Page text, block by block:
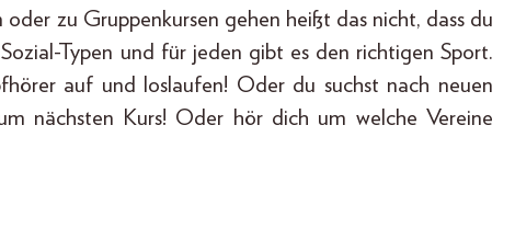
zu Gruppenkursen gehen heißt das nicht, dass du
Typen und für jeden gibt es den richtigen Sport.
auf und loslaufen! Oder du suchst nach neuen
nächsten Kurs! Oder hör dich um welche Vereine